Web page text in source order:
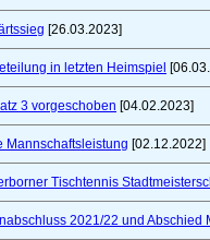
[26.03.2023]
in letzten Heimspiel
3 vorgeschoben [04.02.2023]
Mannschaftsleistung [02.12.2022]
Tischtennis
2021/22 und Abschied